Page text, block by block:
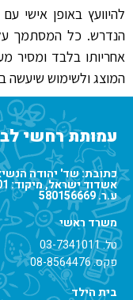
להיוועץ באופן אישי
הנדרש. כל המסתמך
אחריותו בלבד ומסיר
המוצג ולשימוש שיעשה
עמותת רחשי לב
כתובת: שד' יהודה הנשיא 10, ת.ד.
אשדוד ישראל, מיקוד: 7712301
ע.ר. 580156669
משרד ראשי
טל.03-7341011
פקס. 08-8564476
בית הילד